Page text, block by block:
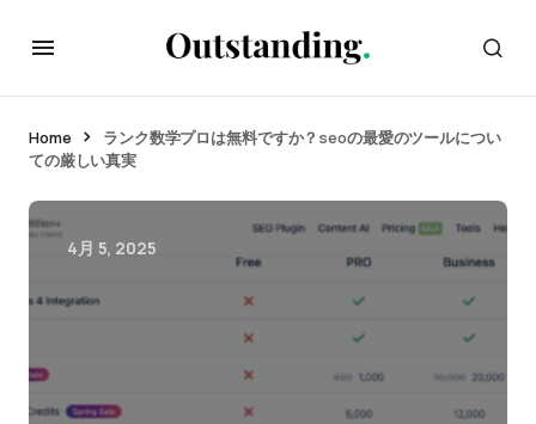
Home
ランク数学プロは無料ですか？seoの最愛のツールについ
ての厳しい真実
4月 5, 2025